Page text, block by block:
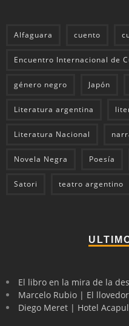
Alfaguara cuento
Encuentro Internacional de
género negro Japón
Literatura argentina
Literatura Nacional
Novela Negra Poesía
Satori teatro argentino
El libro en la mira de la
Marcelo Rubio | El llovedor
Diego Meret | Hotel